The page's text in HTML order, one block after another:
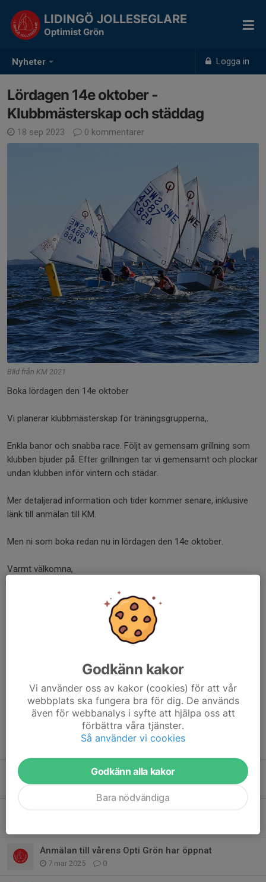
Nyheter Logga in
LIDINGÖ JOLLESEGLARE
Optimist Grön
Lördagen 14e oktober -
Klubbmästerskap och städdag
18 sep 2023 0 kommentarer
BIld från KM 2021
Boka lördagen den 14e oktober
Vi planerar klubbmästerskap för träningsgrupperna,.
Enkla banor och snabba race. Följt av gemensam grillning som
klubben bjuder på. Efter grillningen tar vi gemensamt och plockar
undan klubben inför vintern och städar.
Mer detaljerad information och tider kommer senare, inklusive
länk till anmälan till KM.
Men ni som boka redan nu in lördagen den 14e oktober.
Varmt välkomna,
Tidigare nyheter
22 sep 2025 0
Anmälan till vårens Opti Grön har öppnat
7 mar 2025 0
Godkänn kakor
Vi använder oss av kakor (cookies) för att vår
webbplats ska fungera bra för dig. De används
även för webbanalys i syfte att hjälpa oss att
förbättra våra tjänster.
Så använder vi cookies
Godkänn alla kakor
Bara nödvändiga